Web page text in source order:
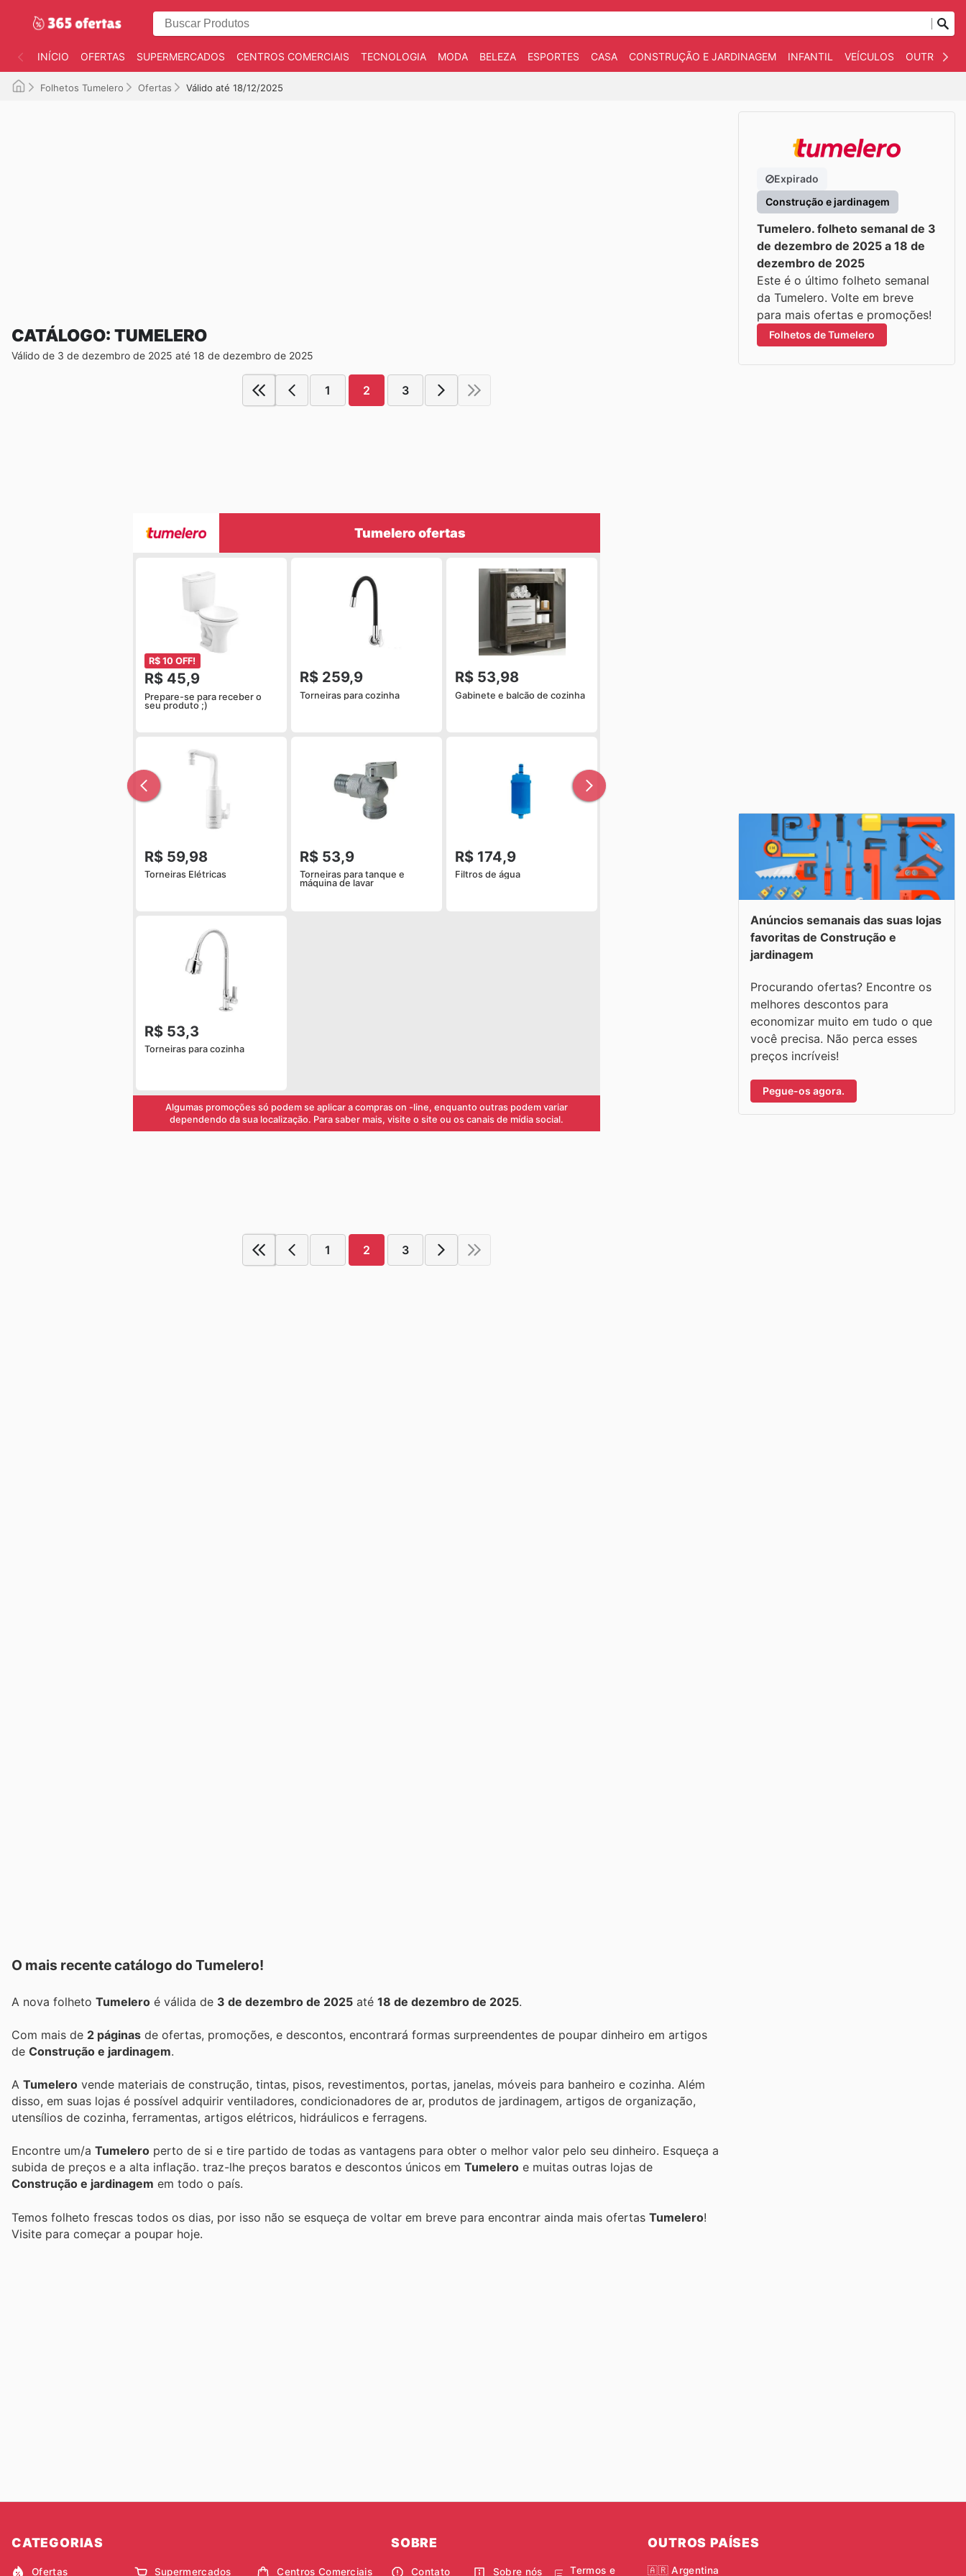
INÍCIO OFERTAS SUPERMERCADOS CENTROS COMERCIAIS TECNOLOGIA MODA BELEZA ESPORTES CASA CONSTRUÇÃO E JARDINAGEM INFANTIL VEÍCULOS OUTROS
Folhetos Tumelero Ofertas Válido até 18/12/2025
CATÁLOGO: TUMELERO
Válido de 3 de dezembro de 2025 até 18 de dezembro de 2025
1 2 3
Tumelero ofertas
R$ 10 OFF!
R$ 45,9
Prepare-se para receber o
seu produto ;)
R$ 259,9
Torneiras para cozinha
R$ 53,98
Gabinete e balcão de cozinha
R$ 59,98
Torneiras Elétricas
R$ 53,9
Torneiras para tanque e
máquina de lavar
R$ 174,9
Filtros de água
R$ 53,3
Torneiras para cozinha
Algumas promoções só podem se aplicar a compras on -line, enquanto outras podem variar
dependendo da sua localização. Para saber mais, visite o site ou os canais de mídia social.
1 2 3
O mais recente catálogo do Tumelero!
A nova folheto Tumelero é válida de 3 de dezembro de 2025 até 18 de dezembro de 2025.
Com mais de 2 páginas de ofertas, promoções, e descontos, encontrará formas surpreendentes de poupar dinheiro em artigos
de Construção e jardinagem.
A Tumelero vende materiais de construção, tintas, pisos, revestimentos, portas, janelas, móveis para banheiro e cozinha. Além
disso, em suas lojas é possível adquirir ventiladores, condicionadores de ar, produtos de jardinagem, artigos de organização,
utensílios de cozinha, ferramentas, artigos elétricos, hidráulicos e ferragens.
Encontre um/a Tumelero perto de si e tire partido de todas as vantagens para obter o melhor valor pelo seu dinheiro. Esqueça a
subida de preços e a alta inflação. traz-lhe preços baratos e descontos únicos em Tumelero e muitas outras lojas de
Construção e jardinagem em todo o país.
Temos folheto frescas todos os dias, por isso não se esqueça de voltar em breve para encontrar ainda mais ofertas Tumelero!
Visite para começar a poupar hoje.
Expirado
Construção e jardinagem
Tumelero. folheto semanal de 3
de dezembro de 2025 a 18 de
dezembro de 2025
Este é o último folheto semanal
da Tumelero. Volte em breve
para mais ofertas e promoções!
Folhetos de Tumelero
Anúncios semanais das suas lojas
favoritas de Construção e
jardinagem
Procurando ofertas? Encontre os
melhores descontos para
economizar muito em tudo o que
você precisa. Não perca esses
preços incríveis!
Pegue-os agora.
CATEGORIAS
Ofertas Supermercados Centros Comerciais
SOBRE
Contato Sobre nós
Termos e
OUTROS PAÍSES
🇦🇷 Argentina